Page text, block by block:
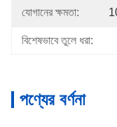
যোগানের ক্ষমতা:
বিশেষভাবে তুলে ধরা:
পণ্যের বর্ণনা